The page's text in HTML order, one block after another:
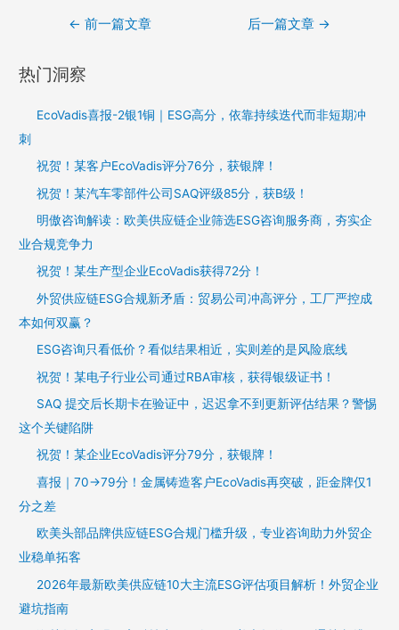
← 前一篇文章 后一篇文章 →
热门洞察
EcoVadis喜报-2银1铜｜ESG高分，依靠持续迭代而非短期冲
刺
祝贺！某客户EcoVadis评分76分，获银牌！
祝贺！某汽车零部件公司SAQ评级85分，获B级！
明傲咨询解读：欧美供应链企业筛选ESG咨询服务商，夯实企
业合规竞争力
祝贺！某生产型企业EcoVadis获得72分！
外贸供应链ESG合规新矛盾：贸易公司冲高评分，工厂严控成
本如何双赢？
ESG咨询只看低价？看似结果相近，实则差的是风险底线
祝贺！某电子行业公司通过RBA审核，获得银级证书！
SAQ 提交后长期卡在验证中，迟迟拿不到更新评估结果？警惕
这个关键陷阱
祝贺！某企业EcoVadis评分79分，获银牌！
喜报｜70→79分！金属铸造客户EcoVadis再突破，距金牌仅1
分之差
欧美头部品牌供应链ESG合规门槛升级，专业咨询助力外贸企
业稳单拓客
2026年最新欧美供应链10大主流ESG评估项目解析！外贸企业
避坑指南